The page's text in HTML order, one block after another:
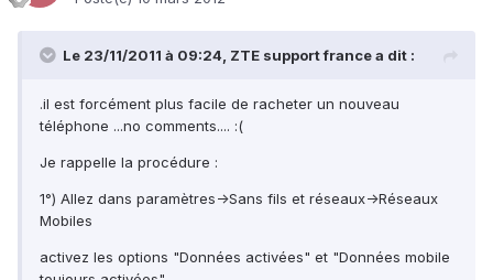
Le 23/11/2011 à 09:24, ZTE support france a dit :
.il est forcément plus facile de racheter un nouveau
téléphone ...no comments.... :(
Je rappelle la procédure :
1°) Allez dans paramètres->Sans fils et réseaux->Réseaux
Mobiles
activez les options "Données activées" et "Données mobile